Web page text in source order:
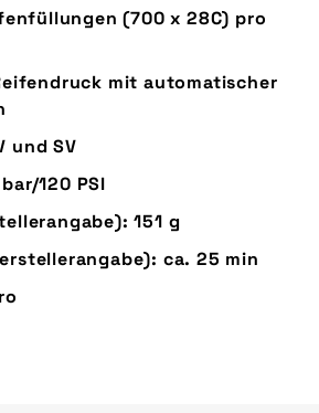
(700 x 28C) pro
mit automatischer
und SV
120 PSI
151 g
ca. 25 min